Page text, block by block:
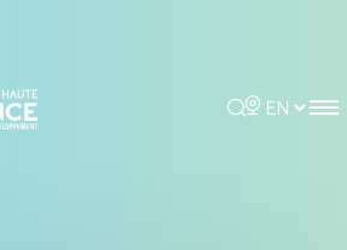
Rechercher
Choisir la